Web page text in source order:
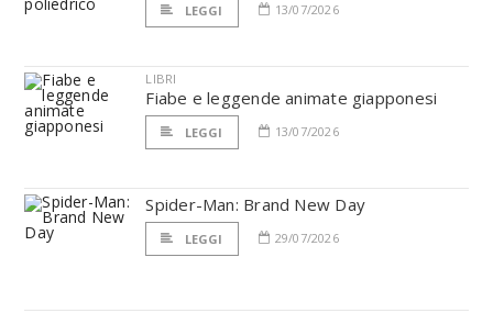
LEGGI 13/07/2026
LIBRI
Fiabe e leggende animate giapponesi
LEGGI 13/07/2026
Spider-Man: Brand New Day
LEGGI 29/07/2026